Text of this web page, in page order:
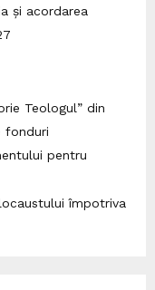
și acordarea
Teologul” din
fonduri
pentru
împotriva